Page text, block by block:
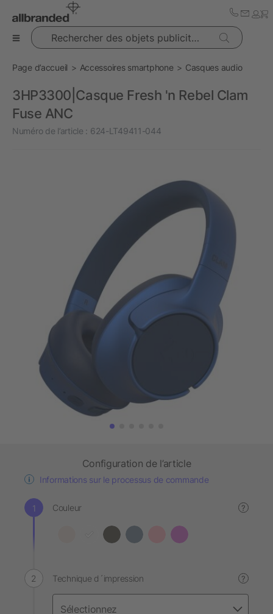
Rechercher des objets publicitaires
Page d’accueil Accessoires smartphone Casques audio
3HP3300|Casque Fresh 'n Rebel Clam
Fuse ANC
Numéro de l’article : 624-LT49411-044
Configuration de l’article
Informations sur le processus de commande
Couleur ?
Technique d´impression ?